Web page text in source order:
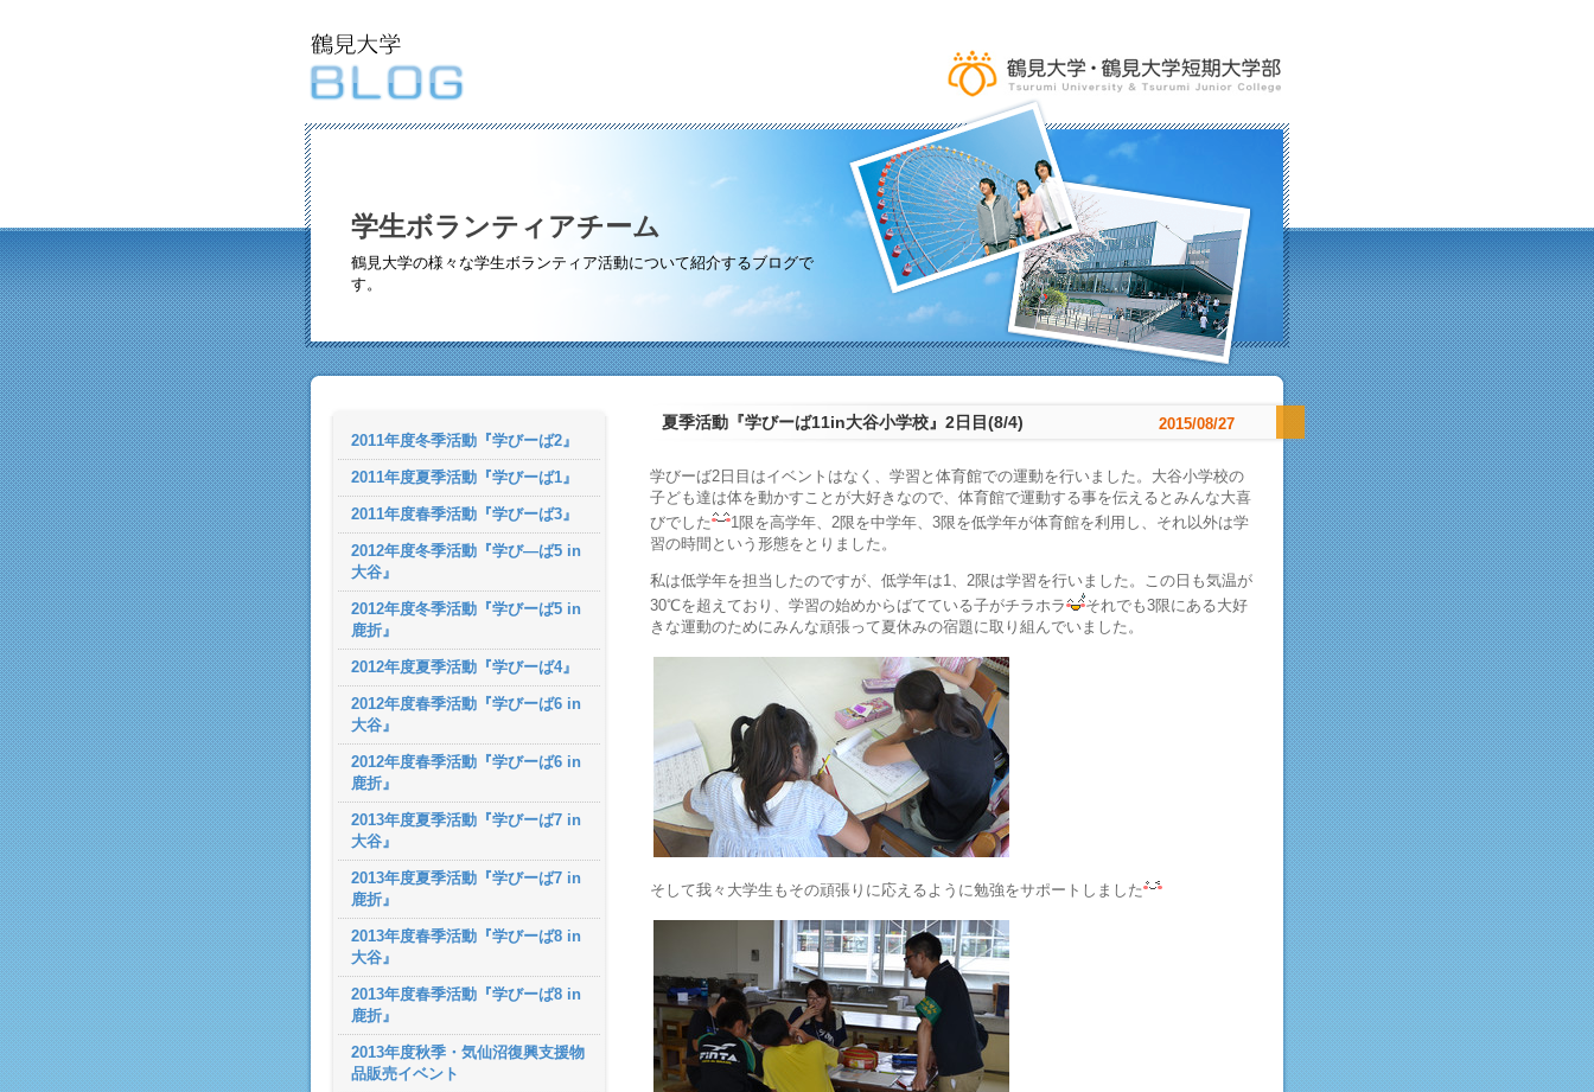
学生ボランティアチーム
鶴見大学の様々な学生ボランティア活動について紹介するブログで
す。
夏季活動『学びーば11in大谷小学校』2日目(8/4) 2015/08/27
学びーば2日目はイベントはなく、学習と体育館での運動を行いました。大谷小学校の
子ども達は体を動かすことが大好きなので、体育館で運動する事を伝えるとみんな大喜
びでした
1限を高学年、2限を中学年、3限を低学年が体育館を利用し、それ以外は学
習の時間という形態をとりました。
私は低学年を担当したのですが、低学年は1、2限は学習を行いました。この日も気温が
30℃を超えており、学習の始めからばてている子がチラホラ
それでも3限にある大好
きな運動のためにみんな頑張って夏休みの宿題に取り組んでいました。
そして我々大学生もその頑張りに応えるように勉強をサポートしました
2011年度冬季活動『学びーば2』
2011年度夏季活動『学びーば1』
2011年度春季活動『学びーば3』
2012年度冬季活動『学び―ば5 in
大谷』
2012年度冬季活動『学びーば5 in
鹿折』
2012年度夏季活動『学びーば4』
2012年度春季活動『学びーば6 in
大谷』
2012年度春季活動『学びーば6 in
鹿折』
2013年度夏季活動『学びーば7 in
大谷』
2013年度夏季活動『学びーば7 in
鹿折』
2013年度春季活動『学びーば8 in
大谷』
2013年度春季活動『学びーば8 in
鹿折』
2013年度秋季・気仙沼復興支援物
品販売イベント